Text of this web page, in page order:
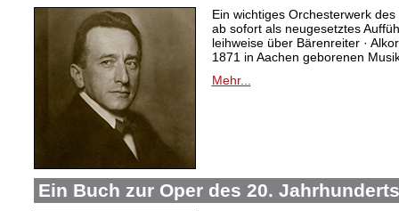
Ein wichtiges Orchesterwerk
ab sofort als neugesetztes
leihweise über Bärenreiter ·
1871 in Aachen geborenen
Mehr...
Ein Buch zur Oper des 20. Jahrhunderts